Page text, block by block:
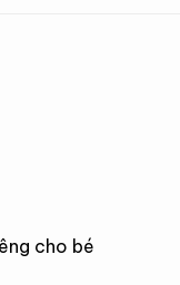
cho bé